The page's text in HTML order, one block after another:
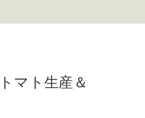
マト生産＆